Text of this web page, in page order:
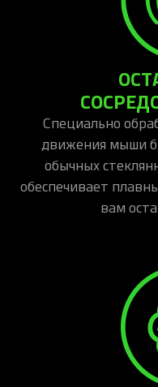
Специально
движения мыши
обычных
обеспечивает
вам